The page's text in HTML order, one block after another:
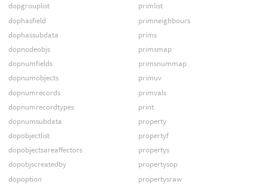
dopgrouplist
dophasfield
dophassubdata
dopnodeobjs
dopnumfields
dopnumobjects
dopnumrecords
dopnumrecordtypes
dopnumsubdata
dopobjectlist
dopobjectsareaffectors
dopobjscreatedby
dopoption
primlist
primneighbours
prims
primsmap
primsnummap
primuv
primvals
print
property
propertyf
propertys
propertysop
propertysraw